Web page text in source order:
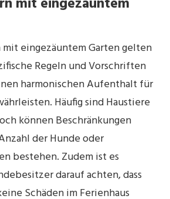
mit eingezäuntem Garten gelten
Regeln und Vorschriften
harmonischen Aufenthalt für
Häufig sind Haustiere
können Beschränkungen
der Hunde oder
bestehen. Zudem ist es
darauf achten, dass
Schäden im Ferienhaus